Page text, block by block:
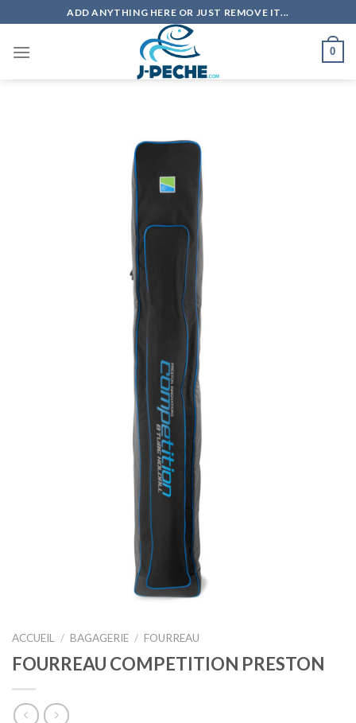
to
content
ADD ANYTHING HERE OR JUST REMOVE IT...
0
ACCUEIL / BAGAGERIE / FOURREAU
FOURREAU COMPETITION PRESTON